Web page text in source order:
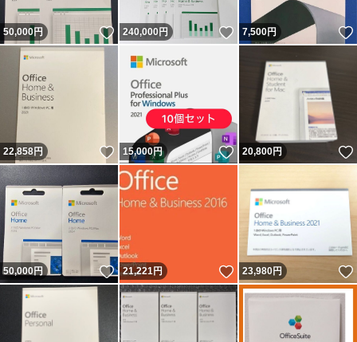
50,000円 いいね！
240,000円 いいね！
7,500円
22,858円 いいね！
15,000円 いいね！
20,800円
50,000円 いいね！
21,221円 いいね！
23,980円